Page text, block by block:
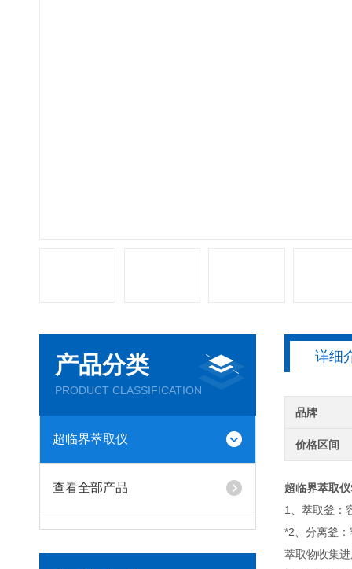
产品分类
PRODUCT CLASSIFICATION
超临界萃取仪
查看全部产品
详细
品牌
价格区间
超临界萃取
1、萃取釜：
*2、分离釜
萃取物收集